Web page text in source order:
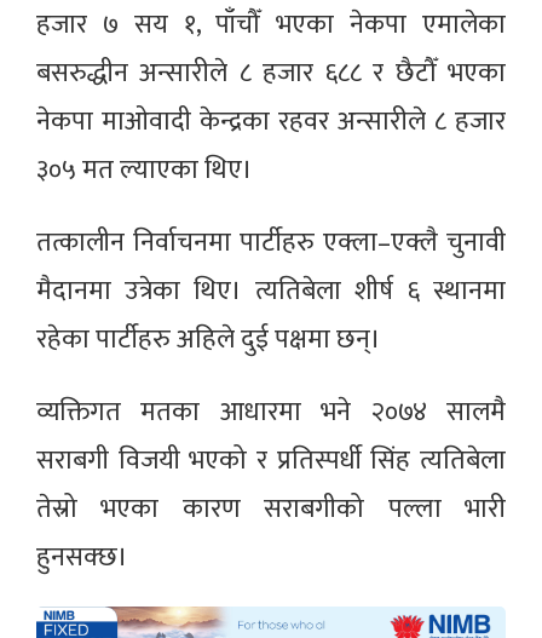
हजार ७ सय १, पाँचौँ भएका नेकपा एमालेका
बसरुद्धीन अन्सारीले ८ हजार ६८८ र छैटौँ भएका
नेकपा माओवादी केन्द्रका रहवर अन्सारीले ८ हजार
३०५ मत ल्याएका थिए।
तत्कालीन निर्वाचनमा पार्टीहरु एक्ला–एक्लै चुनावी
मैदानमा उत्रेका थिए। त्यतिबेला शीर्ष ६ स्थानमा
रहेका पार्टीहरु अहिले दुई पक्षमा छन्।
व्यक्तिगत मतका आधारमा भने २०७४ सालमै
सराबगी विजयी भएको र प्रतिस्पर्धी सिंह त्यतिबेला
तेस्रो भएका कारण सराबगीको पल्ला भारी
हुनसक्छ।